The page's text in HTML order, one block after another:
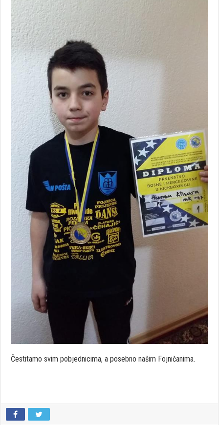
Čestitamo svim pobjednicima, a posebno našim Fojničanima.